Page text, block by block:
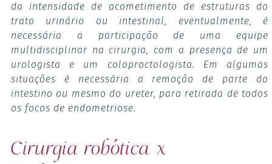
da intensidade de acometimento de estruturas do
trato urinário ou intestinal, eventualmente, é
necessária a participação de uma equipe
multidisciplinar na cirurgia, com a presença de um
urologista e um coloproctologista. Em algumas
situações é necessária a remoção de parte do
intestino ou mesmo do ureter, para retirada de todos
os focos de endometriose.
Cirurgia robótica x